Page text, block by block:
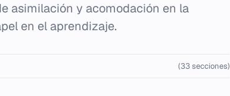
asimilación y acomodación en la
en el aprendizaje.
(33 secciones)